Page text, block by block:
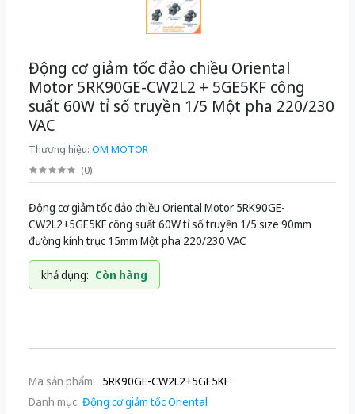
Động cơ giảm tốc đảo chiều Oriental
Motor 5RK90GE-CW2L2 + 5GE5KF công
suất 60W tỉ số truyền 1/5 Một pha 220/230
VAC
Thương hiệu: OM MOTOR
(0)
Động cơ giảm tốc đảo chiều Oriental Motor 5RK90GE-
CW2L2+5GE5KF công suất 60W tỉ số truyền 1/5 size 90mm
đường kính trục 15mm Một pha 220/230 VAC
khả dụng: Còn hàng
Mã sản phẩm: 5RK90GE-CW2L2+5GE5KF
Danh mục: Động cơ giảm tốc Oriental